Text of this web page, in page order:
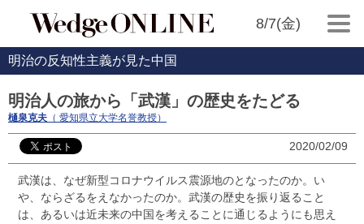
8/7(金)
明治の反知性主義が見た中国
明治人の旅から「武漢」の歴史をたどる
樋泉克夫 （ 愛知県立大学名誉教授）
2020/02/09
武漢は、なぜ新型コロナウイルス震源地のとなったのか。い
や、ならざるをえなかったのか。武漢の歴史を振り返ること
は、あるいは近未来の中国を考えることに通じるようにも思え